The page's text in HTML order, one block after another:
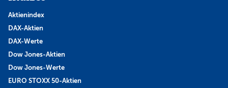
Aktienindex
DAX-Aktien
DAX-Werte
Dow Jones-Aktien
Dow Jones-Werte
EURO STOXX 50-Aktien